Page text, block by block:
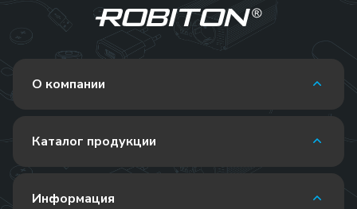
О компании
Каталог продукции
Информация